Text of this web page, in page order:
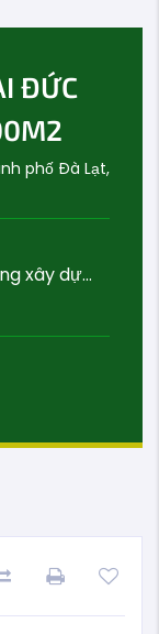
ĐỨC
phố Đà Lạt,
xây dựng